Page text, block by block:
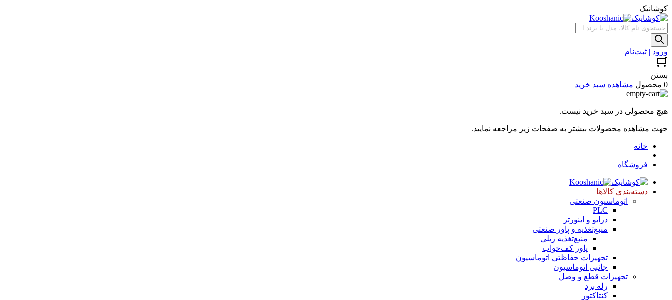
کوشانیک
جستجوی
محصولات
ورود | ثبت‌نام
بستن
0 محصول
مشاهده سبد خرید
هیچ محصولی در سبد خرید نیست.
جهت مشاهده محصولات بیشتر به صفحات زیر مراجعه نمایید.
خانه
فروشگاه
دسته‌بندی کالاها
اتوماسیون صنعتی
PLC
درایو و اینورتر
منبع‌تغذیه و پاور صنعتی
منبع‌تغذیه ریلی
پاور کف‌خواب
تجهیزات حفاظتی اتوماسیون
جانبی اتوماسیون
تجهیزات قطع و وصل
رله برد
کنتاکتور